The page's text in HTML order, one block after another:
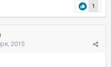
1
2015